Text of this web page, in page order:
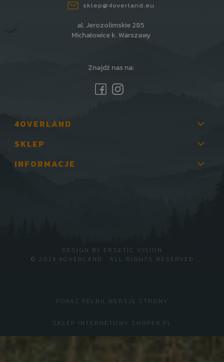
sklep@4overland.eu
al. Jerozolimskie 285
Michałowice k. Warszawy
Znajdź nas na:
4OVERLAND
SKLEP
INFORMACJE
© 2024 4OVERLAND · ALL RIGHTS RESERVED
DESIGN BY ERSETIC VISION
POKAŻ PEŁNĄ WERSJĘ STRONY
SKLEP INTERNETOWY SHOPER.PL